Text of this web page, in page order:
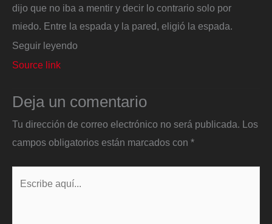
dijo que no iba a mentir y decir lo contrario solo por
miedo. Entre la espada y la pared, eligió la espada.
Seguir leyendo
Source link
Deja un comentario
Tu dirección de correo electrónico no será publicada. Los
campos obligatorios están marcados con *